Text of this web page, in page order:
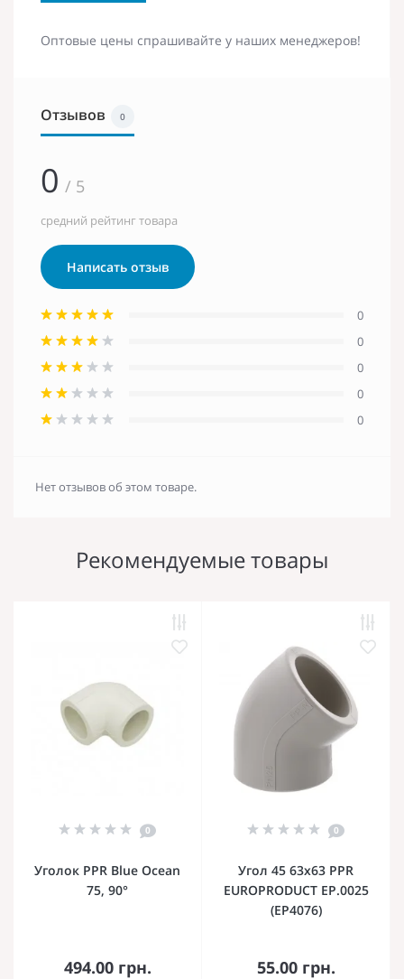
Оптовые цены спрашивайте у наших менеджеров!
Отзывов 0
0 / 5
средний рейтинг товара
Написать отзыв
0
0
0
0
0
Нет отзывов об этом товаре.
Рекомендуемые товары
0
Уголок PPR Blue Ocean
75, 90°
494.00 грн.
0
Угол 45 63x63 PPR
EUROPRODUCT EP.0025
(EP4076)
55.00 грн.